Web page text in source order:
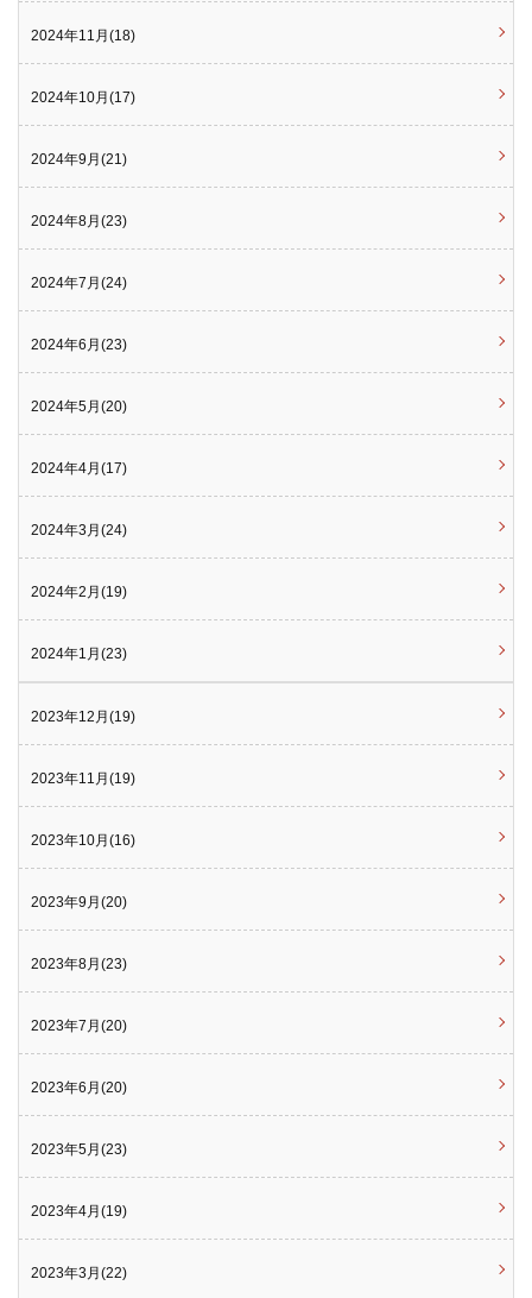
2024年11月(18)
2024年10月(17)
2024年9月(21)
2024年8月(23)
2024年7月(24)
2024年6月(23)
2024年5月(20)
2024年4月(17)
2024年3月(24)
2024年2月(19)
2024年1月(23)
2023年12月(19)
2023年11月(19)
2023年10月(16)
2023年9月(20)
2023年8月(23)
2023年7月(20)
2023年6月(20)
2023年5月(23)
2023年4月(19)
2023年3月(22)